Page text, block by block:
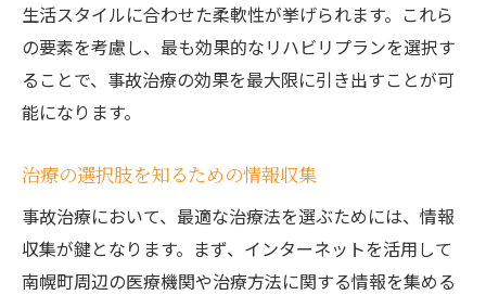
生活スタイルに合わせた柔軟性が挙げられます。これら
の要素を考慮し、最も効果的なリハビリプランを選択す
ることで、事故治療の効果を最大限に引き出すことが可
能になります。
治療の選択肢を知るための情報収集
事故治療において、最適な治療法を選ぶためには、情報
収集が鍵となります。まず、インターネットを活用して
南幌町周辺の医療機関や治療方法に関する情報を集める